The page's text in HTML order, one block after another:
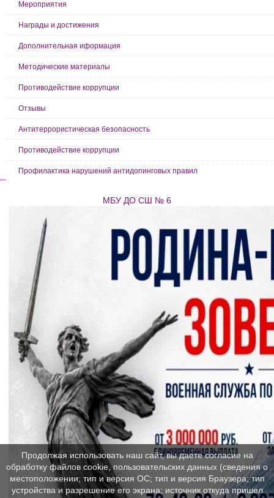
Мероприятия
Награды и достижения
Дополнительная иформация
Методические материалы
Противодействие коррупции
Отзывы
Антитеррористическая безопасность
Противодействие коррупции
Профилактика нарушений антидопинговых правил
МБУ ДО СШ № 6
Продолжая использовать наш сайт, вы даете согласие на
обработку файлов cookie, пользовательских данных (сведения о
местоположении; тип и версия ОС; тип и версия Браузера; тип
устройства и разрешение его экрана; источник откуда пришел